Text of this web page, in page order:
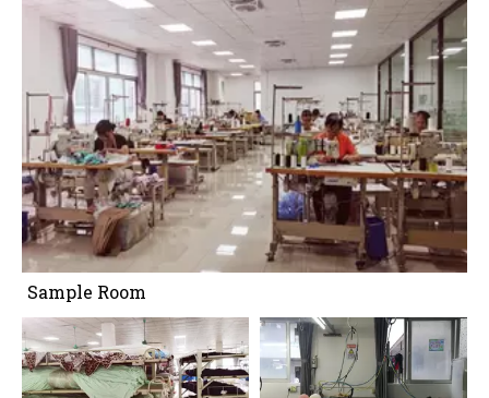
Sample Room